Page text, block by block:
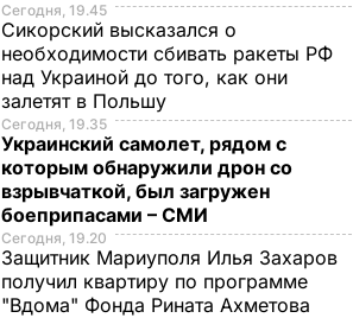
Сегодня, 19.45
Сикорский высказался о
необходимости сбивать ракеты РФ
над Украиной до того, как они
залетят в Польшу
Сегодня, 19.35
Украинский самолет, рядом с
которым обнаружили дрон со
взрывчаткой, был загружен
боеприпасами – СМИ
Сегодня, 19.20
Защитник Мариуполя Илья Захаров
получил квартиру по программе
"Вдома" Фонда Рината Ахметова